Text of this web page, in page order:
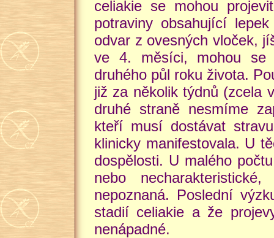
celiakie se mohou
potraviny obsahující
odvar z ovesných vloček,
ve 4. měsíci, mohou se
druhého půl roku života.
již za několik týdnů (zcela
druhé straně nesmíme
kteří musí dostávat
klinicky manifestovala. U
dospělosti. U malého
nebo
nepoznaná. Poslední
stadií celiakie a že
nenápadné.